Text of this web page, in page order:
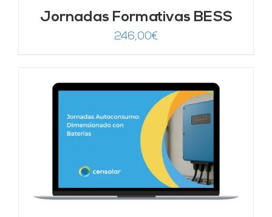
Jornadas Formativas BESS
246,00€